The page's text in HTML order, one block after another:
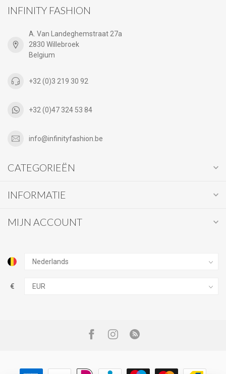
INFINITY FASHION
A. Van Landeghemstraat 27a
2830 Willebroek
Belgium
+32 (0)3 219 30 92
+32 (0)47 324 53 84
info@infinityfashion.be
CATEGORIEËN
INFORMATIE
MIJN ACCOUNT
€